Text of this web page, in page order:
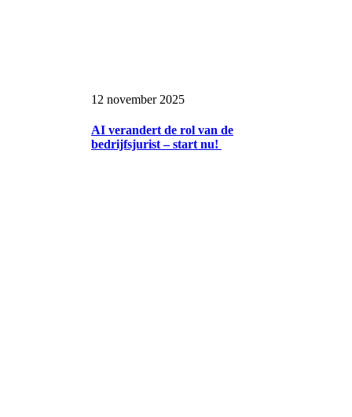
12 november 2025
AI verandert de rol van de
bedrijfsjurist – start nu!